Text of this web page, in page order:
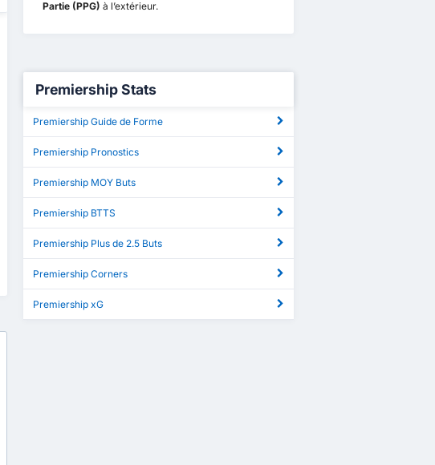
Partie (PPG) à l’extérieur.
Premiership Stats
Premiership Guide de Forme
Premiership Pronostics
Premiership MOY Buts
Premiership BTTS
Premiership Plus de 2.5 Buts
Premiership Corners
Premiership xG